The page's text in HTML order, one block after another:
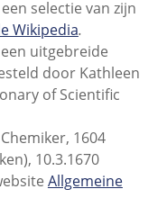
selectie van zijn
Wikipedia.
uitgebreide
door Kathleen
of Scientific
1604
10.3.1670
Allgemeine